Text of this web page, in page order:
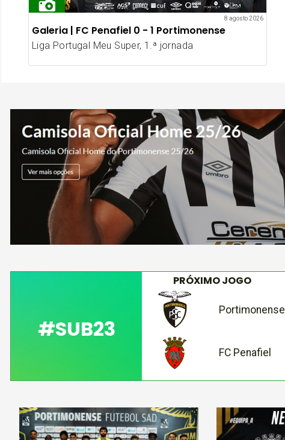
8 agosto 2026
Galeria | FC Penafiel 0 - 1 Portimonense
Liga Portugal Meu Super, 1.ª jornada
#SUB23
PRÓXIMO JOGO
Portimonense
FC Penafiel